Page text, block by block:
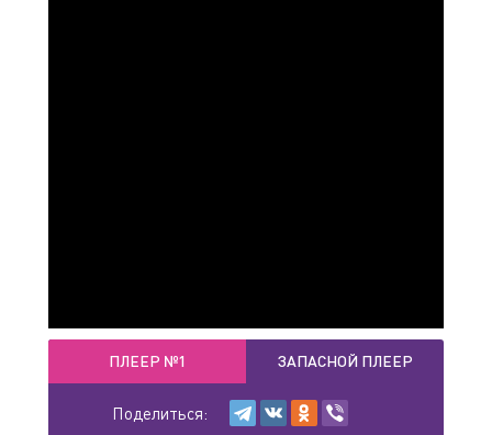
ПЛЕЕР №1 ЗАПАСНОЙ ПЛЕЕР
Поделиться: